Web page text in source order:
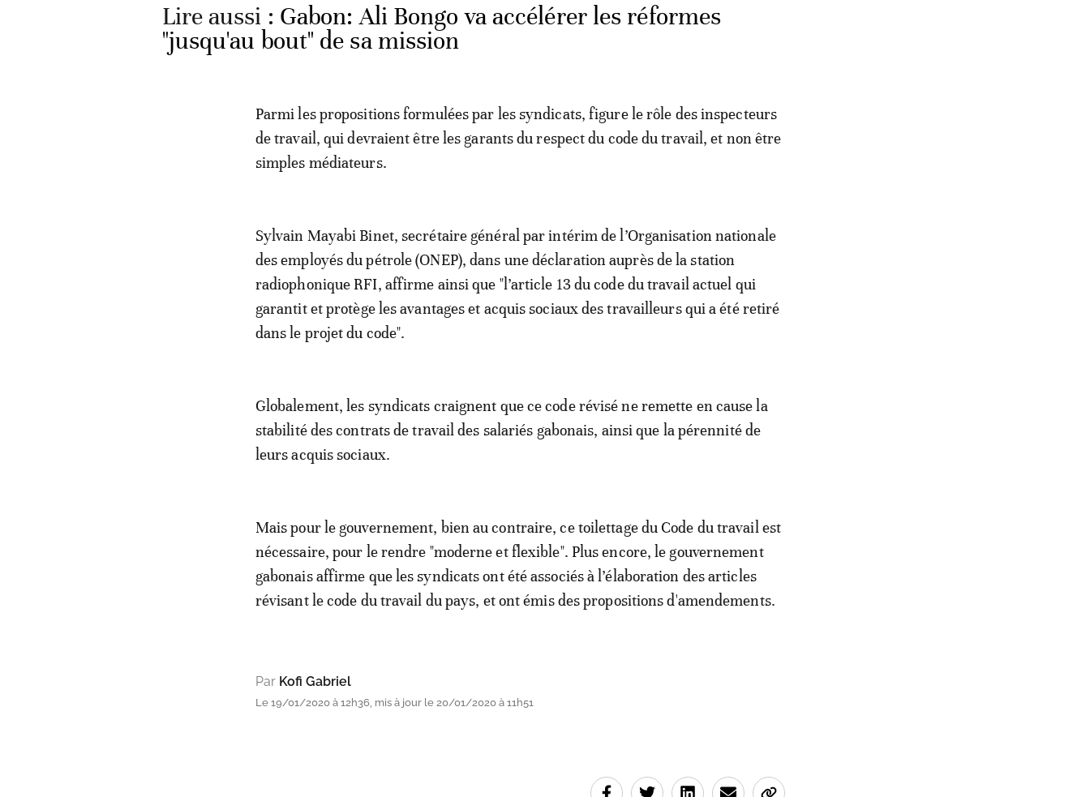
Lire aussi : Gabon: Ali Bongo va accélérer les réformes
"jusqu'au bout" de sa mission
Parmi les propositions formulées par les syndicats, figure le rôle des inspecteurs
de travail, qui devraient être les garants du respect du code du travail, et non être
simples médiateurs.
Sylvain Mayabi Binet, secrétaire général par intérim de l’Organisation nationale
des employés du pétrole (ONEP), dans une déclaration auprès de la station
radiophonique RFI, affirme ainsi que "l’article 13 du code du travail actuel qui
garantit et protège les avantages et acquis sociaux des travailleurs qui a été retiré
dans le projet du code".
Globalement, les syndicats craignent que ce code révisé ne remette en cause la
stabilité des contrats de travail des salariés gabonais, ainsi que la pérennité de
leurs acquis sociaux.
Mais pour le gouvernement, bien au contraire, ce toilettage du Code du travail est
nécessaire, pour le rendre "moderne et flexible". Plus encore, le gouvernement
gabonais affirme que les syndicats ont été associés à l’élaboration des articles
révisant le code du travail du pays, et ont émis des propositions d'amendements.
Par Kofi Gabriel
Le 19/01/2020 à 12h36, mis à jour le 20/01/2020 à 11h51